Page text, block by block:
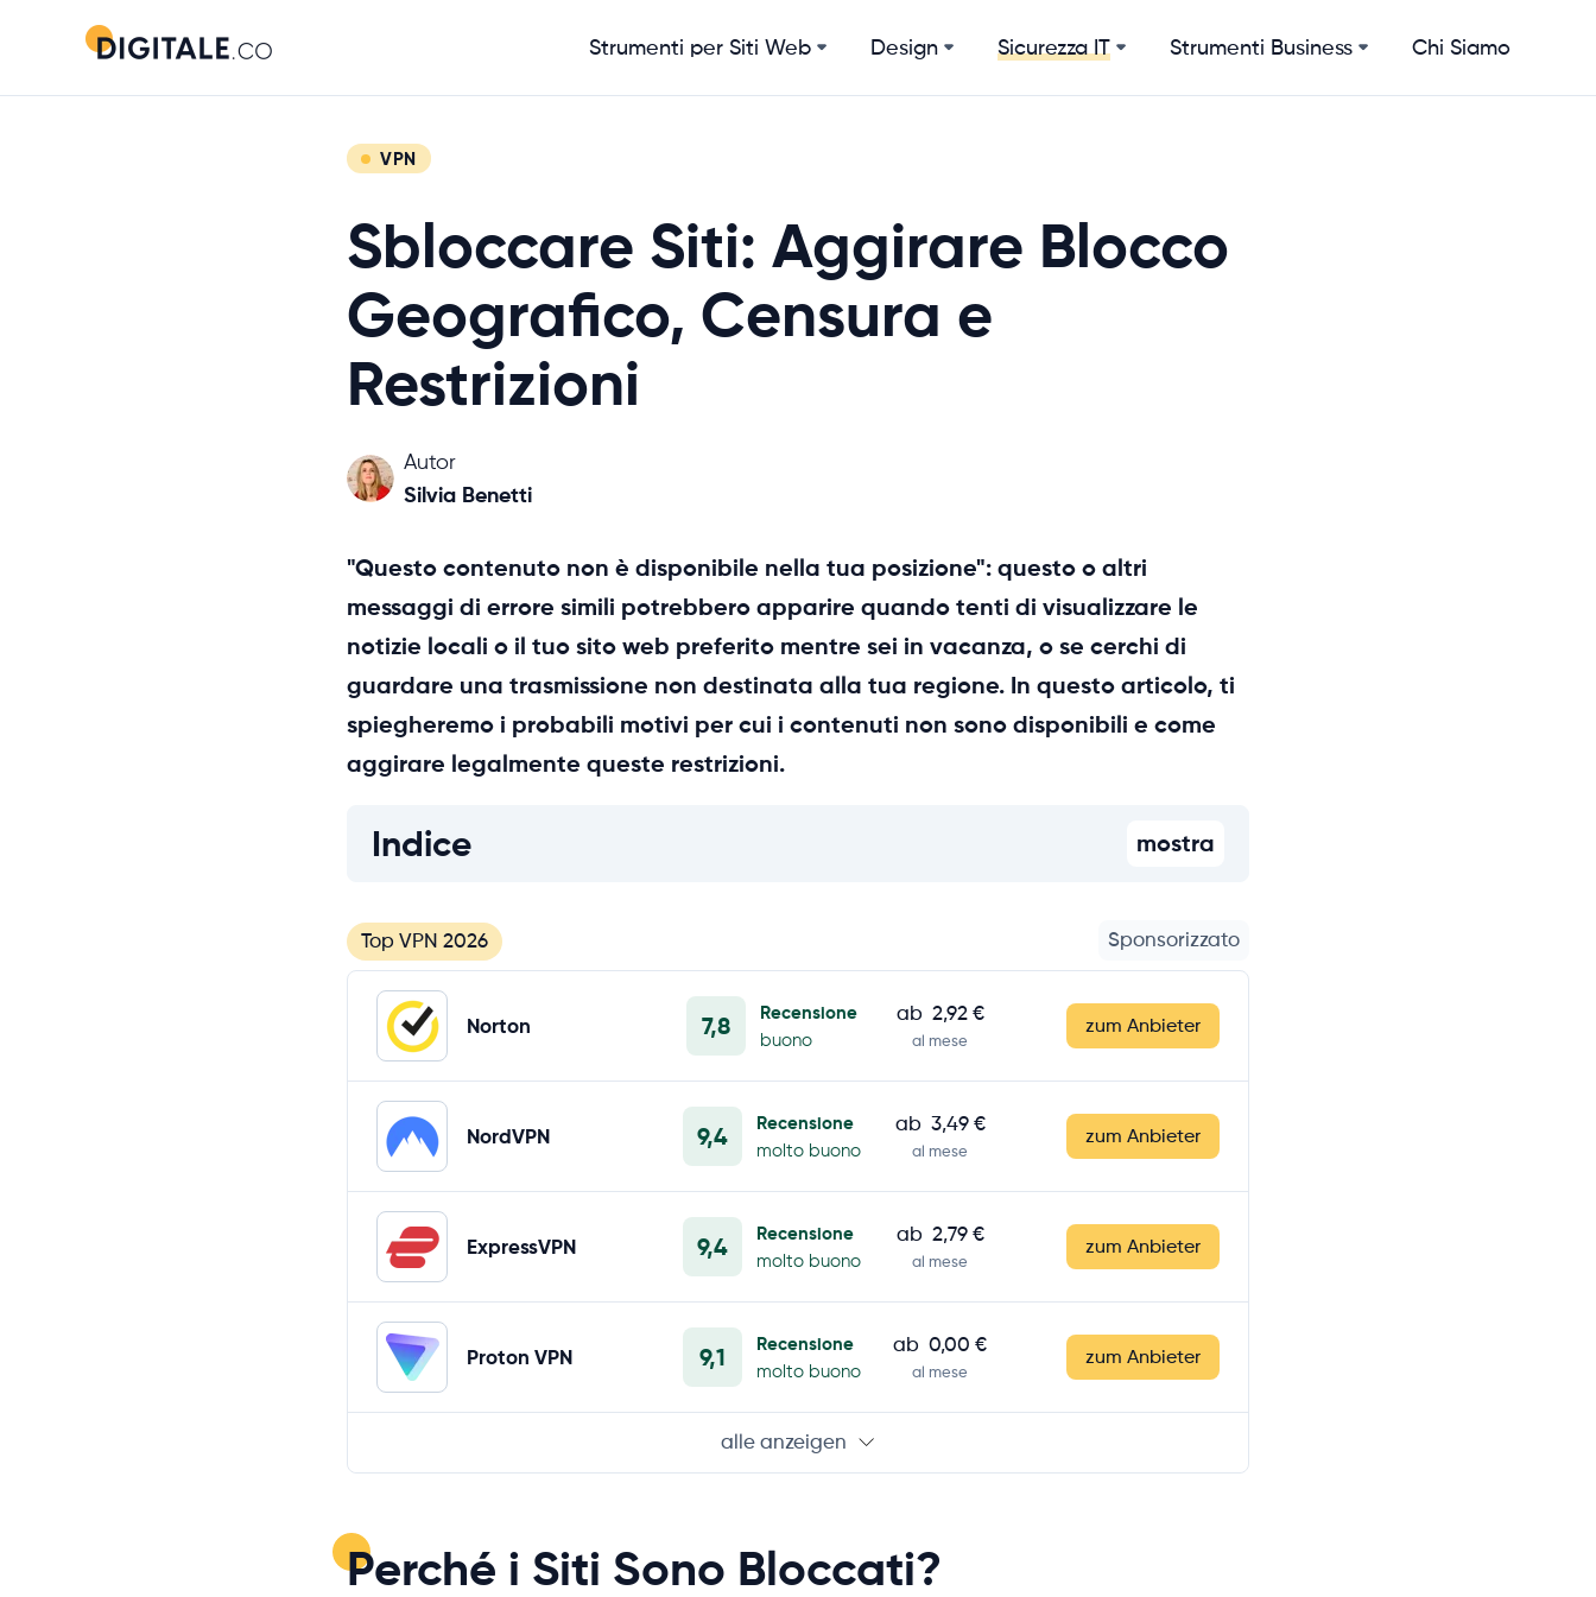
Strumenti per Siti Web Design Sicurezza IT Strumenti Business Chi Siamo
VPN
Sbloccare Siti: Aggirare Blocco
Geografico, Censura e
Restrizioni
Autor
Silvia Benetti
"Questo contenuto non è disponibile nella tua posizione": questo o altri
messaggi di errore simili potrebbero apparire quando tenti di visualizzare le
notizie locali o il tuo sito web preferito mentre sei in vacanza, o se cerchi di
guardare una trasmissione non destinata alla tua regione. In questo articolo, ti
spiegheremo i probabili motivi per cui i contenuti non sono disponibili e come
aggirare legalmente queste restrizioni.
Indice mostra
Top VPN 2026 Sponsorizzato
ab 2,92 €
al mese
zum Anbieter
Norton 7,8
Recensione
buono
ab 3,49 €
al mese
zum Anbieter
NordVPN 9,4
Recensione
molto buono
ab 2,79 €
al mese
zum Anbieter
ExpressVPN 9,4
Recensione
molto buono
ab 0,00 €
al mese
zum Anbieter
Proton VPN 9,1
Recensione
molto buono
alle anzeigen
Perché i Siti Sono Bloccati?